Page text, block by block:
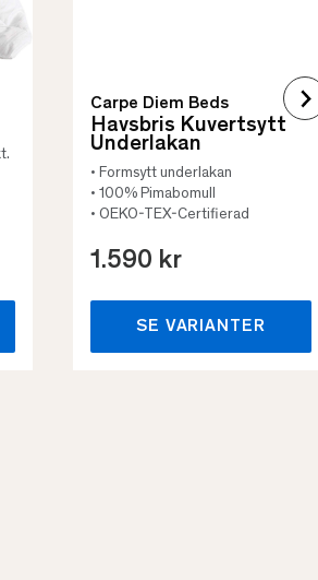
Carpe Diem Beds
Havsbris Kuvertsytt
Underlakan
• Formsytt underlakan
• 100% Pimabomull
• OEKO-TEX-Certifierad
1.590 kr
SE VARIANTER